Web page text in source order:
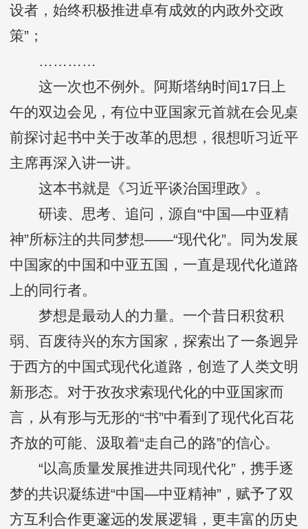
设者，始终积极推进卓有成效的内政外交政
策”；
…………
这一次也不例外。阿斯塔纳时间17日上
午的双边会见，有位中亚国家元首就在会见桌
前探讨起书中关于改革的思想，很想听习近平
主席再深入讲一讲。
这本书就是《习近平谈治国理政》。
研读、思考、追问，源自“中国—中亚精
神”所标注的共同梦想——“现代化”。同为发展
中国家的中国和中亚五国，一直是现代化道路
上的同行者。
梦想是最动人的力量。一个昔日积贫积
弱、百废待兴的东方国家，探索出了一条迥异
于西方的中国式现代化道路，创造了人类文明
新形态。对于孜孜求索现代化的中亚国家而
言，从有形与无形的“书”中看到了现代化百花
齐放的可能、汲取着“走自己的路”的信心。
“以高质量发展推进共同现代化”，携手逐
梦的共识凝练进“中国—中亚精神”，赋予了双
方互利合作更邃远的发展逻辑，更丰富的历史